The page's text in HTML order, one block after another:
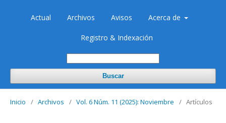
Actual Archivos Avisos Acerca de
Registro & Indexación
Buscar
Inicio / Archivos / Vol. 6 Núm. 11 (2025): Noviembre / Artículos